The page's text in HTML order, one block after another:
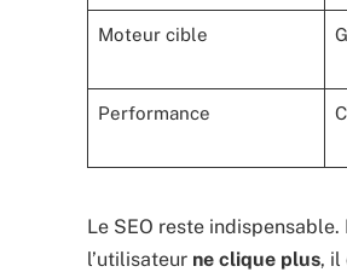
Moteur cible
Performance
Le SEO reste
l’utilisateur ne clique plus, il